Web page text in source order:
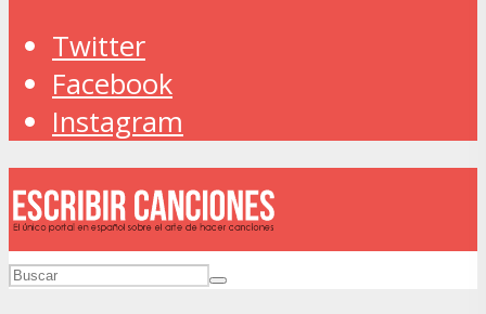
Twitter
Facebook
Instagram